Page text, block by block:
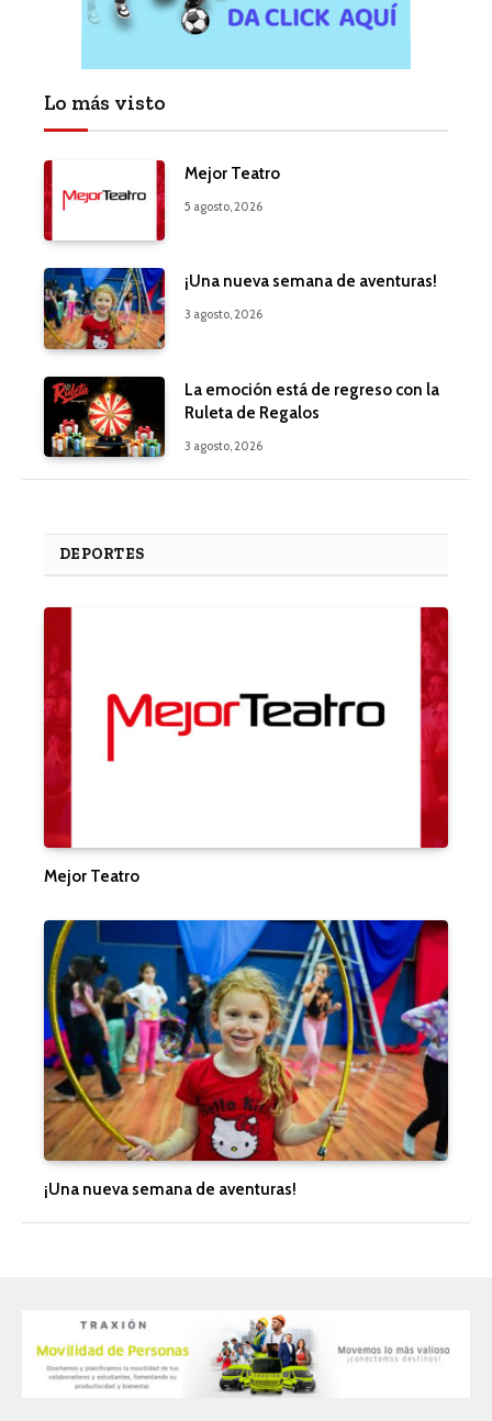
Lo más visto
Mejor Teatro
5 agosto, 2026
¡Una nueva semana de aventuras!
3 agosto, 2026
La emoción está de regreso con la
Ruleta de Regalos
3 agosto, 2026
DEPORTES
Mejor Teatro
¡Una nueva semana de aventuras!